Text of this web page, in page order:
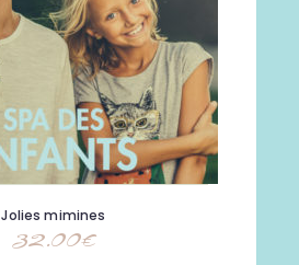
Jolies mimines
32.00€